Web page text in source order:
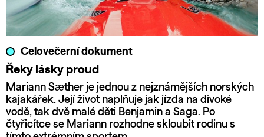
Celovečerní dokument
Řeky lásky proud
Mariann Sæther je jednou z nejznámějších norských
kajakářek. Její život naplňuje jak jízda na divoké
vodě, tak dvě malé děti Benjamin a Saga. Po
čtyřicítce se Mariann rozhodne skloubit rodinu s